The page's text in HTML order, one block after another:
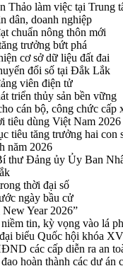
làm việc tại Trung
dân, doanh nghiệp
chuẩn nông thôn mới
trưởng bứt phá
cơ sở dữ liệu đất đai
đổi số tại Đắk Lắk
viên điện tử
triển thủy sản bền vững
cán bộ, công chức cấp
tiêu dùng Việt Nam 2026
tiêu tăng trưởng hai con
năm 2026
Đảng ủy Ủy Ban
thời đại số
ngày bầu cử
Year 2026”
tin, kỳ vọng vào lá
biểu Quốc hội khóa
các cấp diễn ra an
hoàn thành các dự